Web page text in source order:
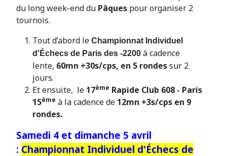
du long week-end du Pâques pour organiser 2
tournois.
Tout d’abord le Championnat Individuel
d' Échecs de Paris des -2200 à cadence
lente, 60mn +30s/cps, en 5 rondessur 2
jours.
Et ensuite, le 17ème Rapide Club 608 - Paris
15ème à la cadence de 12mn +3s/cps en 9
rondes.
Samedi 4 et dimanche 5 avril
: Championnat Individuel d'Échecs de